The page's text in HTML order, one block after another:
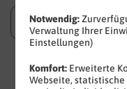
Notwendig:
Verwaltung Ihrer
Einstellungen)
Komfort: Erweiterte
Webseite,